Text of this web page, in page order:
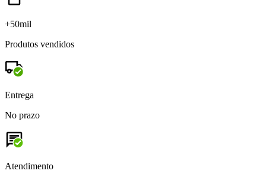
+50mil
Produtos vendidos
Entrega
No prazo
Atendimento